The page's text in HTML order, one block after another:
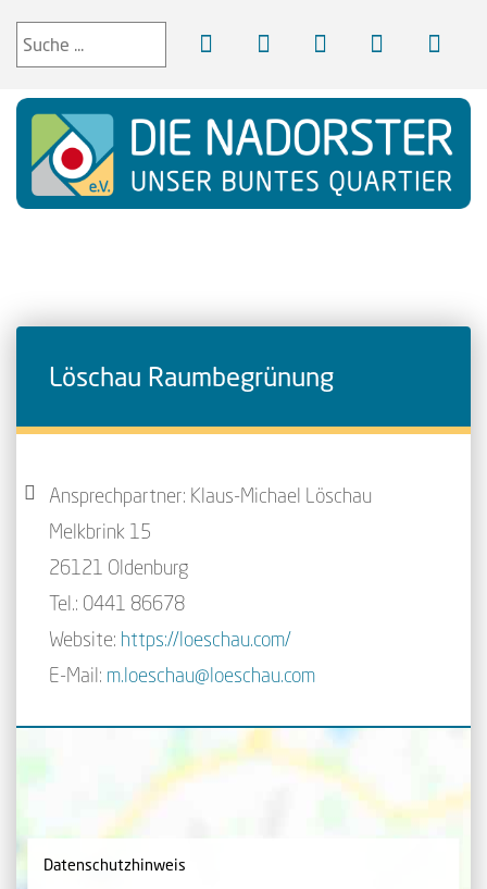
Löschau Raumbegrünung
Ansprechpartner: Klaus-Michael Löschau
Melkbrink 15
26121 Oldenburg
Tel.: 0441 86678
Website: https://loeschau.com/
E-Mail: m.loeschau@loeschau.com
Datenschutzhinweis